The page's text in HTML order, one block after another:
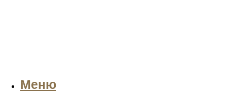
Меню